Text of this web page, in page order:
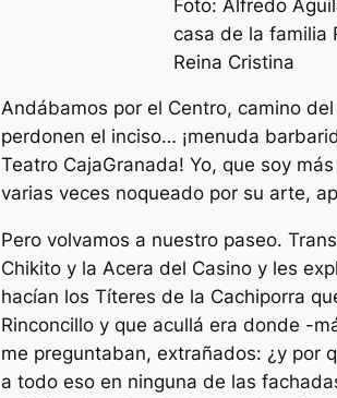
Foto: Alfredo
casa de la familia
Reina Cristina
Andábamos por el Centro, camino
perdonen el inciso… ¡menuda
Teatro CajaGranada! Yo, que soy
varias veces noqueado por su arte,
Pero volvamos a nuestro paseo.
Chikito y la Acera del Casino y les
hacían los Títeres de la Cachiporra
Rinconcillo y que acullá era donde -
me preguntaban, extrañados: ¿y por
a todo eso en ninguna de las